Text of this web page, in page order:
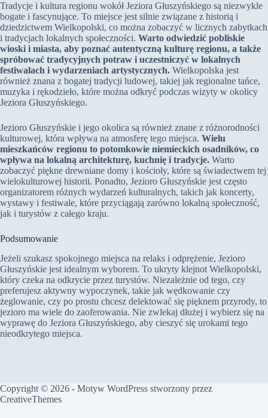
Tradycje i kultura regionu wokół Jeziora Głuszyńskiego są niezwykle
bogate i fascynujące. To miejsce jest silnie związane z historią i
dziedzictwem Wielkopolski, co można zobaczyć w licznych zabytkach
i tradycjach lokalnych społeczności. Warto odwiedzić pobliskie
wioski i miasta, aby poznać autentyczną kulturę regionu, a także
spróbować tradycyjnych potraw i uczestniczyć w lokalnych
festiwalach i wydarzeniach artystycznych. Wielkopolska jest
również znana z bogatej tradycji ludowej, takiej jak regionalne tańce,
muzyka i rękodzieło, które można odkryć podczas wizyty w okolicy
Jeziora Głuszyńskiego.
Jezioro Głuszyńskie i jego okolica są również znane z różnorodności
kulturowej, która wpływa na atmosferę tego miejsca. Wielu
mieszkańców regionu to potomkowie niemieckich osadników, co
wpływa na lokalną architekturę, kuchnię i tradycje. Warto
zobaczyć piękne drewniane domy i kościoły, które są świadectwem tej
wielokulturowej historii. Ponadto, Jezioro Głuszyńskie jest często
organizatorem różnych wydarzeń kulturalnych, takich jak koncerty,
wystawy i festiwale, które przyciągają zarówno lokalną społeczność,
jak i turystów z całego kraju.
Podsumowanie
Jeżeli szukasz spokojnego miejsca na relaks i odprężenie, Jezioro
Głuszyńskie jest idealnym wyborem. To ukryty klejnot Wielkopolski,
który czeka na odkrycie przez turystów. Niezależnie od tego, czy
preferujesz aktywny wypoczynek, takie jak wędkowanie czy
żeglowanie, czy po prostu chcesz delektować się pięknem przyrody, to
jezioro ma wiele do zaoferowania. Nie zwlekaj dłużej i wybierz się na
wyprawę do Jeziora Głuszyńskiego, aby cieszyć się urokami tego
nieodkrytego miejsca.
Copyright © 2026 - Motyw WordPress stworzony przez
CreativeThemes